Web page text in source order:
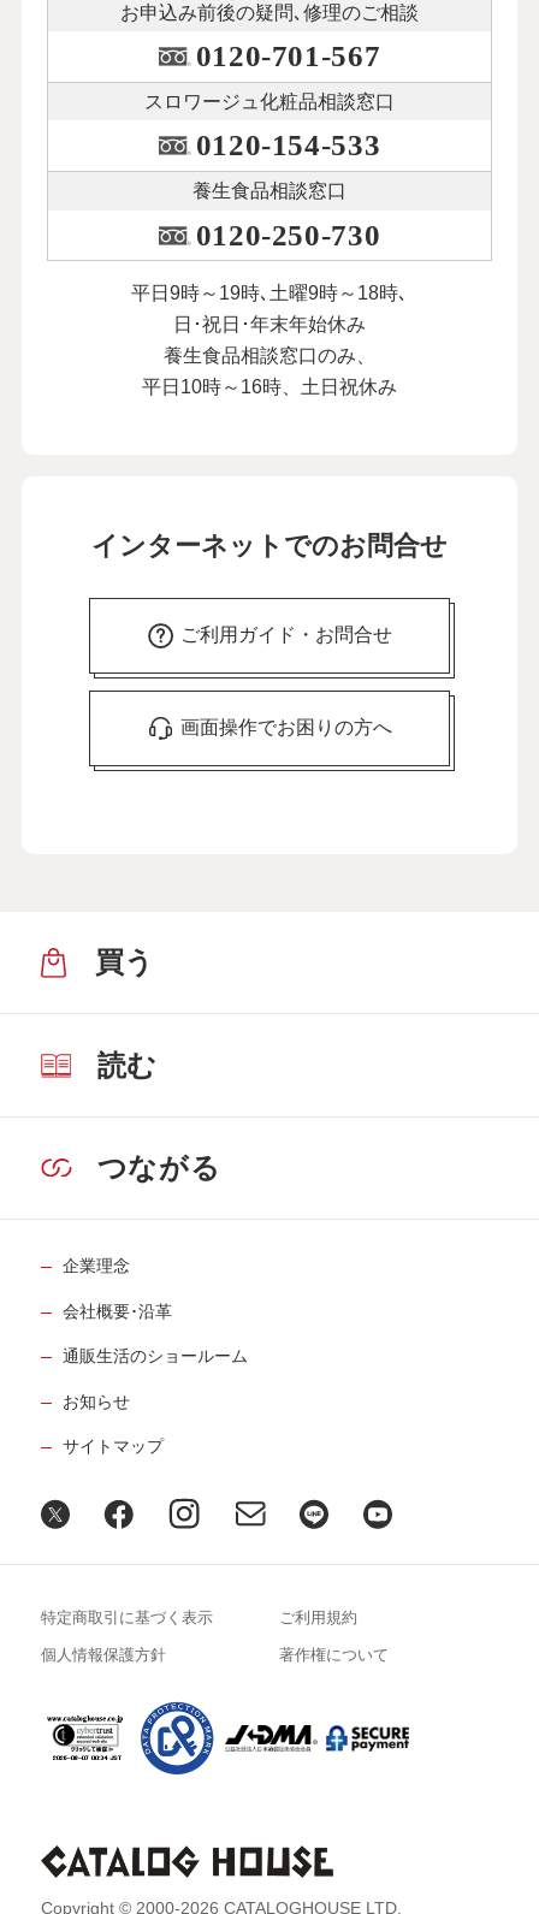
お申込み前後の疑問､修理のご相談
0120-701-567
スロワージュ化粧品相談窓口
0120-154-533
養生食品相談窓口
0120-250-730
平日9時～19時､土曜9時～18時､
日･祝日･年末年始休み
養生食品相談窓口のみ、
平日10時～16時、土日祝休み
インターネットでのお問合せ
ご利用ガイド・お問合せ
画面操作でお困りの方へ
買う
読む
つながる
企業理念
会社概要･沿革
通販生活のショールーム
お知らせ
サイトマップ
Copyright © 2000-2026 CATALOGHOUSE LTD.
特定商取引に基づく表示 ご利用規約
個人情報保護方針 著作権について